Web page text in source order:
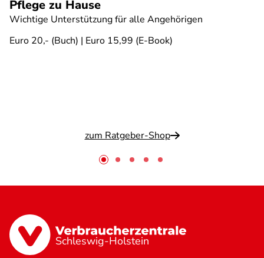
Pflege zu Hause
Wichtige Unterstützung für alle Angehörigen
Euro 20,- (Buch) | Euro 15,99 (E-Book)
zum Ratgeber-Shop
Schleswig-Holstein